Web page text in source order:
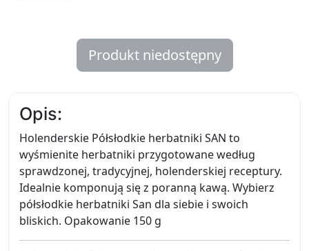
Produkt niedostępny
Opis:
Holenderskie Półsłodkie herbatniki SAN to
wyśmienite herbatniki przygotowane według
sprawdzonej, tradycyjnej, holenderskiej receptury.
Idealnie komponują się z poranną kawą. Wybierz
półsłodkie herbatniki San dla siebie i swoich
bliskich. Opakowanie 150 g